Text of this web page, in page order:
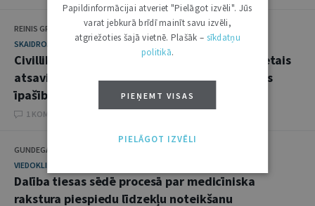
REINIS GRANDĀNS
SKAIDROJUMI. VIEDOKĻI
Civillikuma 1620. panta pirmajā daļā paredzētais
atsavinātāja apgalvojums, ka lietai ir zināmas
īpašības
1 KOMENTĀRI
GUNDEGA BRUŅENIECE
VIEDOKLIS
Dalība tiesas sēdē procesā par medicīniska
rakstura piespiedu līdzekļu noteikšanu
Papildinformācijai atveriet "Pielāgot izvēli". Jūs
varat jebkurā brīdī mainīt savu izvēli,
atgriežoties šajā vietnē. Plašāk – sīkdatņu
politikā.
PIEŅEMT VISAS
PIELĀGOT IZVĒLI